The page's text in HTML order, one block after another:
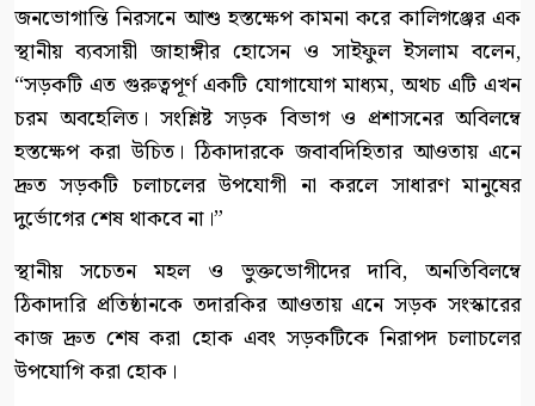
​জনভোগান্তি নিরসনে আশু হস্তক্ষেপ কামনা করে কালিগঞ্জের এক
স্থানীয় ব্যবসায়ী জাহাঙ্গীর হোসেন ও সাইফুল ইসলাম বলেন,
“সড়কটি এত গুরুত্বপূর্ণ একটি যোগাযোগ মাধ্যম, অথচ এটি এখন
চরম অবহেলিত। সংশ্লিষ্ট সড়ক বিভাগ ও প্রশাসনের অবিলম্বে
হস্তক্ষেপ করা উচিত। ঠিকাদারকে জবাবদিহিতার আওতায় এনে
দ্রুত সড়কটি চলাচলের উপযোগী না করলে সাধারণ মানুষের
দুর্ভোগের শেষ থাকবে না।”
​স্থানীয় সচেতন মহল ও ভুক্তভোগীদের দাবি, অনতিবিলম্বে
ঠিকাদারি প্রতিষ্ঠানকে তদারকির আওতায় এনে সড়ক সংস্কারের
কাজ দ্রুত শেষ করা হোক এবং সড়কটিকে নিরাপদ চলাচলের
উপযোগি করা হোক।